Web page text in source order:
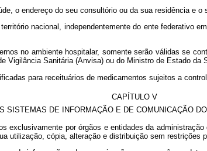
o endereço do seu consultório ou da sua residência e o
nacional, independentemente do ente federativo
no ambiente hospitalar, somente serão válidas se
Vigilância Sanitária (Anvisa) ou do Ministro de Estado
para receituários de medicamentos sujeitos a
CAPÍTULO V
SISTEMAS DE INFORMAÇÃO E DE COMUNICAÇÃO
exclusivamente por órgãos e entidades da
utilização, cópia, alteração e distribuição sem restrições